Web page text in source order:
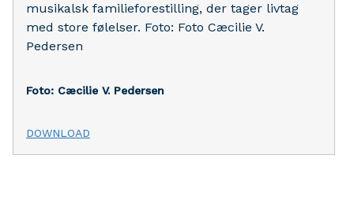
musikalsk familieforestilling, der tager livtag
med store følelser. Foto: Foto Cæcilie V.
Pedersen
Foto: Cæcilie V. Pedersen
DOWNLOAD